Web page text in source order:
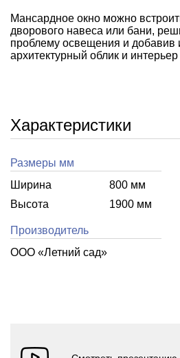
Мансардное окно можно
дворового навеса или бани,
проблему освещения и добавив
архитектурный облик и интерьер
Характеристики
Размеры мм
Ширина
800 мм
Высота
1900 мм
Производитель
ООО «Летний cад»